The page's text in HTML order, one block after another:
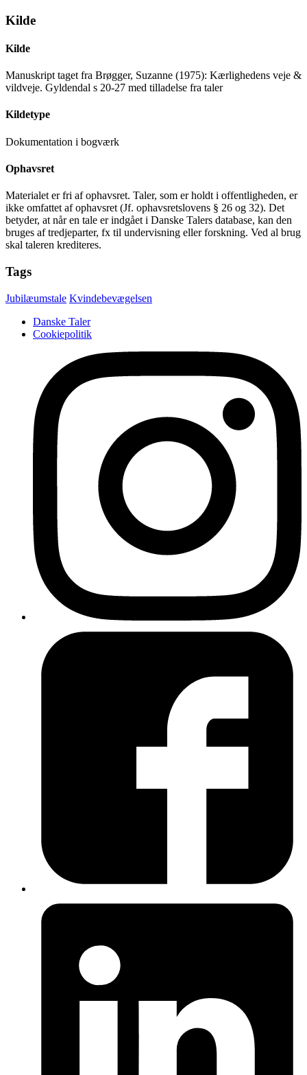
Kilde
Kilde
Manuskript taget fra Brøgger, Suzanne (1975): Kærlighedens veje &
vildveje. Gyldendal s 20-27 med tilladelse fra taler
Kildetype
Dokumentation i bogværk
Ophavsret
Materialet er fri af ophavsret. Taler, som er holdt i offentligheden, er
ikke omfattet af ophavsret (Jf. ophavsretslovens § 26 og 32). Det
betyder, at når en tale er indgået i Danske Talers database, kan den
bruges af tredjeparter, fx til undervisning eller forskning. Ved al brug
skal taleren krediteres.
Tags
Jubilæumstale Kvindebevægelsen
Danske Taler
Cookiepolitik